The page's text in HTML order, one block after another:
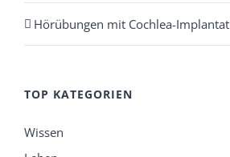
Hörübungen mit Cochlea-Implantat
TOP KATEGORIEN
Wissen